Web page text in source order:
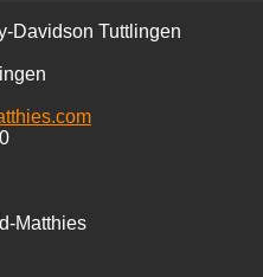
Davidson Tuttlingen
Matthies